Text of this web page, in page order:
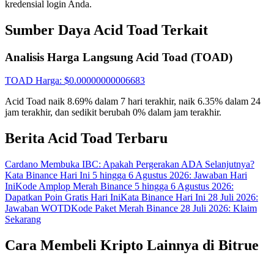
Gabung Mendaftar
kredensial login Anda.
Sumber Daya Acid Toad Terkait
Analisis Harga Langsung Acid Toad (TOAD)
TOAD Harga: $0.00000000006683
Acid Toad naik 8.69% dalam 7 hari terakhir, naik 6.35% dalam 24
jam terakhir, dan sedikit berubah 0% dalam jam terakhir.
Berita Acid Toad Terbaru
Cardano Membuka IBC: Apakah Pergerakan ADA Selanjutnya?
Kata Binance Hari Ini 5 hingga 6 Agustus 2026: Jawaban Hari
IniKode Amplop Merah Binance 5 hingga 6 Agustus 2026:
Dapatkan Poin Gratis Hari IniKata Binance Hari Ini 28 Juli 2026:
Jawaban WOTDKode Paket Merah Binance 28 Juli 2026: Klaim
Sekarang
Cara Membeli Kripto Lainnya di Bitrue